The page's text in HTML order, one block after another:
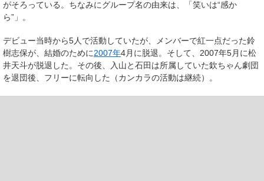
がそろっている。ちなみにグループ名の由来は、「笑いは“感か
ら”」。
デビュー当時から5人で活動していたが、メンバーで紅一点だった鈴
樹志保が、結婚のために2007年4月に脱退。そして、2007年5月に松
井天斗が脱退した。その後、入山と石田は所属していた欽ちゃん劇団
を退団後、フリーに転向した（カンカラの活動は継続）。